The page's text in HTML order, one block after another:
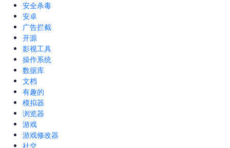
安全杀毒
安卓
广告拦截
开源
影视工具
操作系统
数据库
文档
有趣的
模拟器
浏览器
游戏
游戏修改器
社交